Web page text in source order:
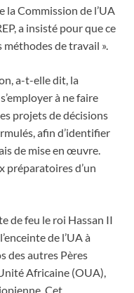
Commission de l’UA
a insisté pour que ce
méthodes de travail ».
a-t-elle dit, la
à ne faire
projets de décisions
afin d’identifier
de mise en œuvre.
préparatoires d’un
de feu le roi Hassan II
de l’UA à
des autres Pères
Africaine (OUA),
Cet